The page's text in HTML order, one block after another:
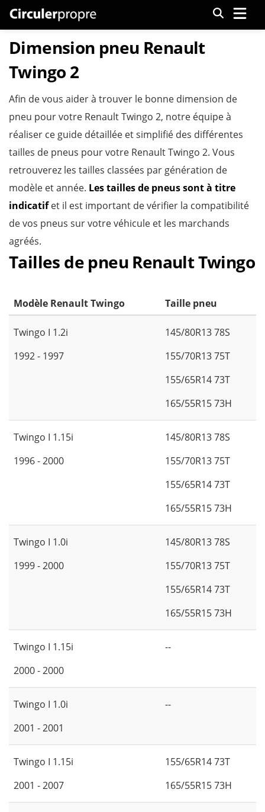
Menu
Dimension pneu Renault
Twingo 2
Afin de vous aider à trouver le bonne dimension de
pneu pour votre Renault Twingo 2, notre équipe à
réaliser ce guide détaillée et simplifié des différentes
tailles de pneus pour votre Renault Twingo 2. Vous
retrouverez les tailles classées par génération de
modèle et année. Les tailles de pneus sont à titre
indicatifet il est important de vérifier la compatibilité
de vos pneus sur votre véhicule et les marchands
agréés.
Tailles de pneu Renault Twingo
Modèle Renault Twingo Taille pneu
Twingo I 1.2i
1992 - 1997
145/80R13 78S
155/70R13 75T
155/65R14 73T
165/55R15 73H
Twingo I 1.15i
1996 - 2000
145/80R13 78S
155/70R13 75T
155/65R14 73T
165/55R15 73H
Twingo I 1.0i
1999 - 2000
145/80R13 78S
155/70R13 75T
155/65R14 73T
165/55R15 73H
Twingo I 1.15i
2000 - 2000
--
Twingo I 1.0i
2001 - 2001
--
Twingo I 1.15i
2001 - 2007
155/65R14 73T
165/55R15 73H